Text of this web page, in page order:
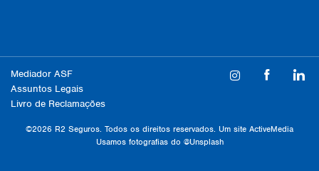
Mediador ASF
Assuntos Legais
Livro de Reclamações
©2026 R2 Seguros. Todos os direitos reservados. Um site ActiveMedia
Usamos fotografias do @Unsplash